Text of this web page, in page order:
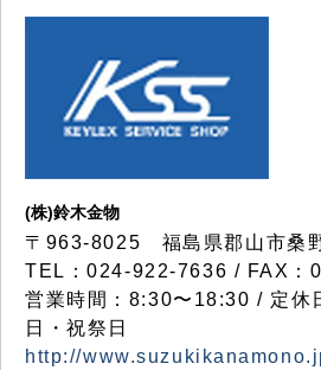
(株)鈴木金物
〒963-8025 福島県郡山市桑
TEL：024-922-7636 / FAX：
営業時間：8:30〜18:30 / 定休
日・祝祭日
http://